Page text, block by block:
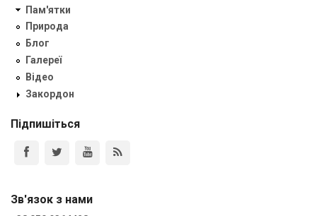
Пам'ятки
Природа
Блог
Галереї
Відео
Закордон
Підпишіться
Зв'язок з нами